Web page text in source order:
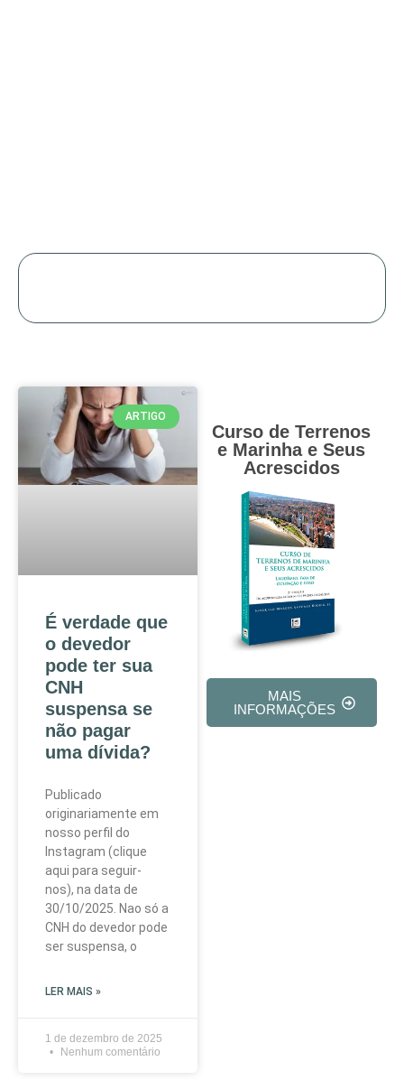
ARTIGO
É verdade que
o devedor
pode ter sua
CNH
suspensa se
não pagar
uma dívida?
Publicado
originariamente em
nosso perfil do
Instagram (clique
aqui para seguir-
nos), na data de
30/10/2025. Nao só a
CNH do devedor pode
ser suspensa, o
LER MAIS »
1 de dezembro de 2025
Nenhum comentário
Curso de Terrenos
e Marinha e Seus
Acrescidos
MAIS
INFORMAÇÕES